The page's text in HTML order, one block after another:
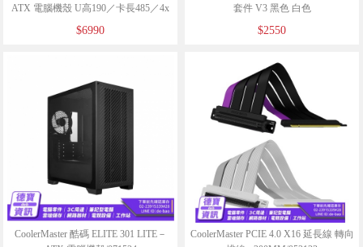
ATX 電腦機殼 U高190／卡長485／4x
預裝風扇/061625
$6990
套件 V3 黑色 白色
MASTERACCESSORY/041625
$2550
CoolerMaster 酷碼 ELITE 301 LITE－
CoolerMaster PCIE 4.0 X16 延長線 轉向